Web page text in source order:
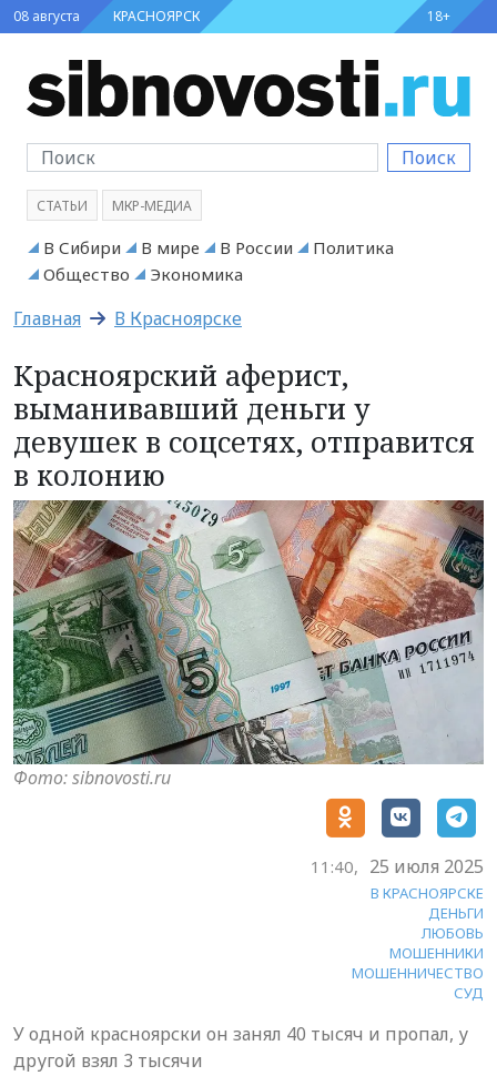
08 августа КРАСНОЯРСК 18+
Поиск
СТАТЬИ МКР-МЕДИА
В Сибири В мире В России
Политика
Общество
Экономика
Главная В Красноярске
Красноярский аферист,
выманивавший деньги у
девушек в соцсетях, отправится
в колонию
Фото: sibnovosti.ru
11:40, 25 июля 2025
В КРАСНОЯРСКЕ
ДЕНЬГИ
ЛЮБОВЬ
МОШЕННИКИ
МОШЕННИЧЕСТВО
СУД
У одной красноярски он занял 40 тысяч и пропал, у
другой взял 3 тысячи